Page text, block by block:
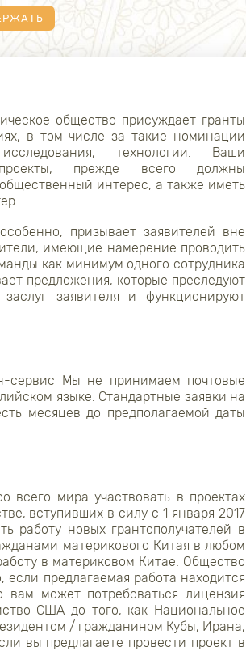
общество присуждает гранты
в том числе за такие номинации
технологии. Ваши
проекты, прежде всего должны
интерес, а также иметь
призывает заявителей вне
имеющие намерение проводить
как минимум одного сотрудника
предложения, которые преследуют
заявителя и функционируют
сервис Мы не принимаем почтовые
языке. Стандартные заявки на
месяцев до предполагаемой даты
мира участвовать в проектах
вступивших в силу с 1 января 2017
работу новых грантополучателей в
материкового Китая в любом
в материковом Китае. Общество
предлагаемая работа находится
вам может потребоваться лицензия
США до того, как Национальное
/ гражданином Кубы, Ирана,
вы предлагаете провести проект в